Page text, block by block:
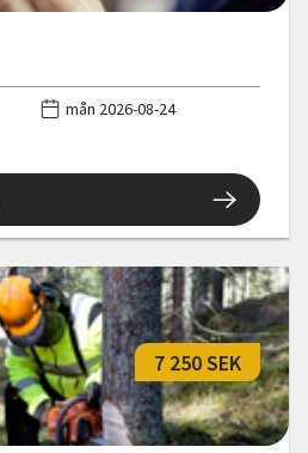
mån 2026-08-24
7 250 SEK